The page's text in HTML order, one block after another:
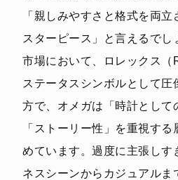
「親しみやすさと格式を両
スターピース」と言えるでし
市場において、ロレックス（
ステータスシンボルとして圧
方で、オメガは「時計として
「ストーリー性」を重視す
めています。過度に主張しす
ネスシーンからカジュアルま